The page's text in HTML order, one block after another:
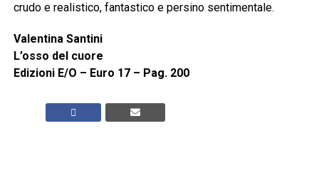
crudo e realistico, fantastico e persino sentimentale.
Valentina Santini
L’osso del cuore
Edizioni E/O – Euro 17 – Pag. 200